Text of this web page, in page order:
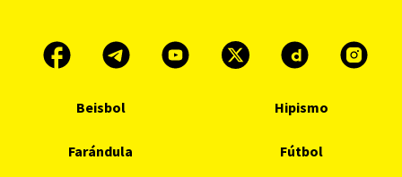
Beisbol Hipismo
Farándula Fútbol